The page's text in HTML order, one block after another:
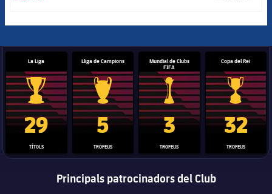
La Liga
Trofeu de la Liga
29
TÍTOLS
Lliga de Campions
Trofeu de la Lliga de Campions
5
TROFEUS
Mundial de Clubs
FIFA
Trofeu del Mundial de Clubs
3
TROFEUS
Copa del Rei
Copa del
32
TROFEUS
Principals patrocinadors del Club